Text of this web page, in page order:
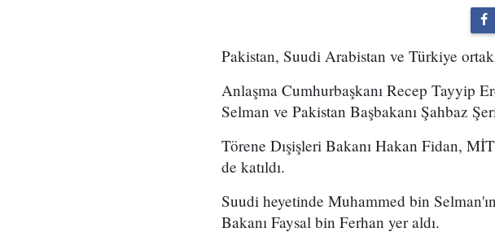
Pakistan, Suudi Arabistan ve Türkiye ortak
Anlaşma Cumhurbaşkanı Recep Tayyip
Selman ve Pakistan Başbakanı Şahbaz
Törene Dışişleri Bakanı Hakan Fidan,
de katıldı.
Suudi heyetinde Muhammed bin
Bakanı Faysal bin Ferhan yer aldı.